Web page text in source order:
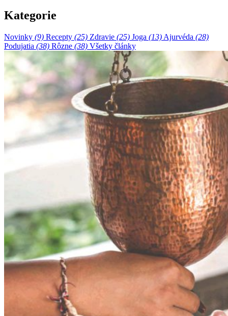
Kategorie
Novinky (9) Recepty (25) Zdravie (25) Joga (13) Ajurvéda (28)
Podujatia (38) Rôzne (38) Všetky články